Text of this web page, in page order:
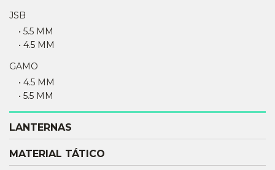
JSB
• 5.5 MM
• 4.5 MM
GAMO
• 4.5 MM
• 5.5 MM
LANTERNAS
MATERIAL TÁTICO